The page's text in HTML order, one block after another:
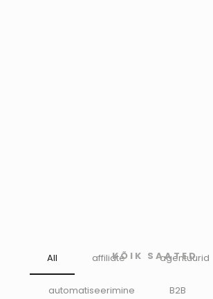
KÕIK SAATED
All affiliate agentuurid
automatiseerimine B2B